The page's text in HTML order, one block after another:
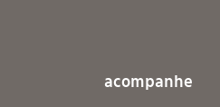
acompanhe
redes sociais